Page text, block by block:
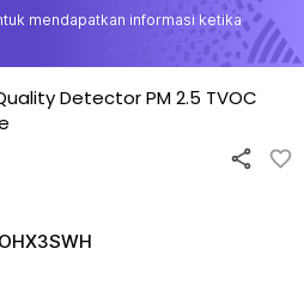
mendapatkan informasi ketika
Detector PM 2.5 TVOC